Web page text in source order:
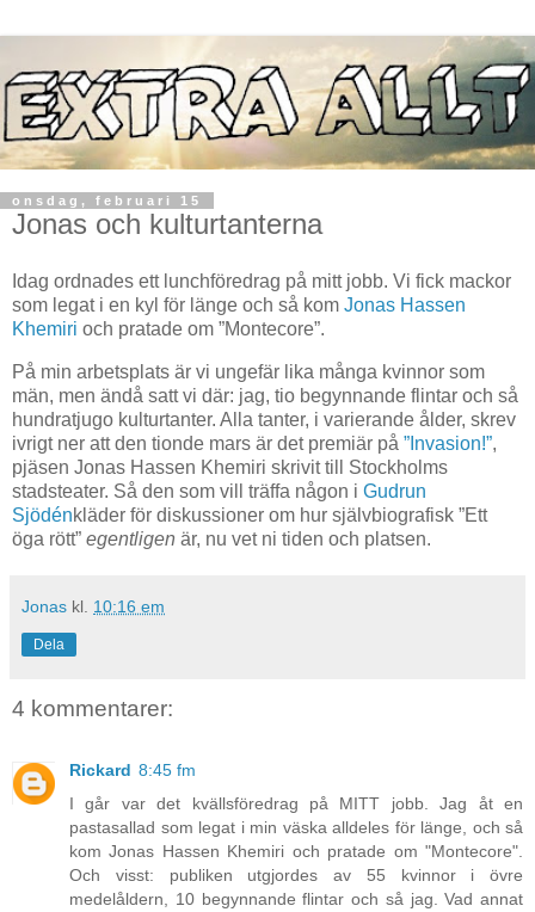
onsdag, februari 15
Jonas och kulturtanterna
Idag ordnades ett lunchföredrag på mitt jobb. Vi fick mackor
som legat i en kyl för länge och så kom Jonas Hassen
Khemiri och pratade om ”Montecore”.
På min arbetsplats är vi ungefär lika många kvinnor som
män, men ändå satt vi där: jag, tio begynnande flintar och så
hundratjugo kulturtanter. Alla tanter, i varierande ålder, skrev
ivrigt ner att den tionde mars är det premiär på ”Invasion!”,
pjäsen Jonas Hassen Khemiri skrivit till Stockholms
stadsteater. Så den som vill träffa någon i Gudrun
Sjödénkläder för diskussioner om hur självbiografisk ”Ett
öga rött” egentligen är, nu vet ni tiden och platsen.
Jonas kl. 10:16 em
Dela
4 kommentarer:
Rickard 8:45 fm
I går var det kvällsföredrag på MITT jobb. Jag åt en
pastasallad som legat i min väska alldeles för länge, och så
kom Jonas Hassen Khemiri och pratade om "Montecore".
Och visst: publiken utgjordes av 55 kvinnor i övre
medelåldern, 10 begynnande flintar och så jag. Vad annat